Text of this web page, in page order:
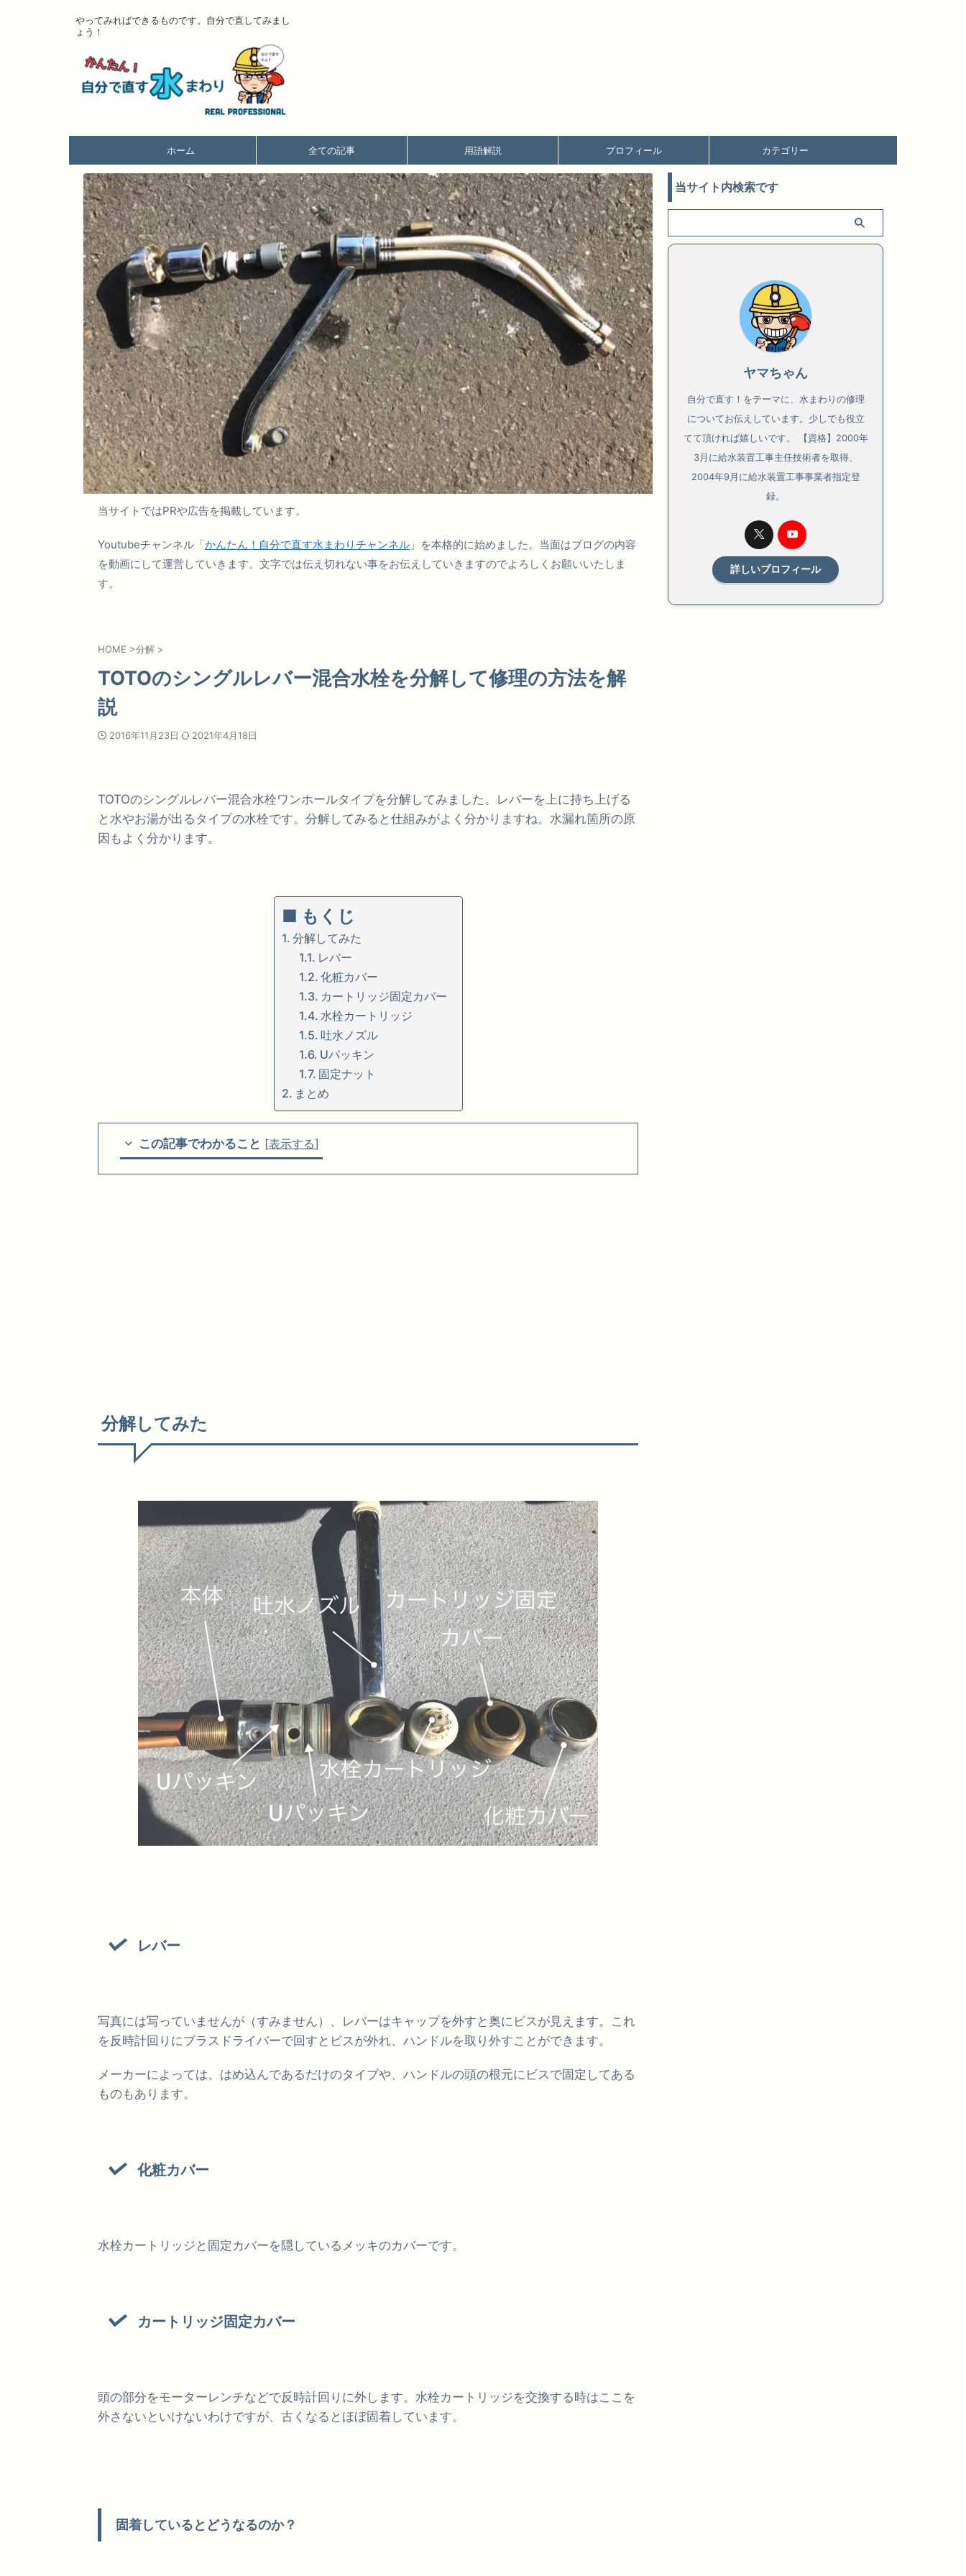
やってみればできるものです。自分で直してみまし
ょう！
ホーム 全ての記事 用語解説 プロフィール カテゴリー
当サイトではPRや広告を掲載しています。
Youtubeチャンネル「かんたん！自分で直す水まわりチャンネル 」を本格的に始めました。当面はブログの内容
を動画にして運営していきます。文字では伝え切れない事をお伝えしていきますのでよろしくお願いいたしま
す。
HOME >分解 >
TOTOのシングルレバー混合水栓を分解して修理の方法を解
説
2016年11月23日 2021年4月18日
TOTOのシングルレバー混合水栓ワンホールタイプを分解してみました。レバーを上に持ち上げる
と水やお湯が出るタイプの水栓です。分解してみると仕組みがよく分かりますね。水漏れ箇所の原
因もよく分かります。
■ もくじ
分解してみた
レバー
化粧カバー
カートリッジ固定カバー
水栓カートリッジ
吐水ノズル
Uパッキン
固定ナット
まとめ
この記事でわかること [表示する]
分解してみた
レバー
写真には写っていませんが（すみません）、レバーはキャップを外すと奥にビスが見えます。これ
を反時計回りにプラスドライバーで回すとビスが外れ、ハンドルを取り外すことができます。
メーカーによっては、はめ込んであるだけのタイプや、ハンドルの頭の根元にビスで固定してある
ものもあります。
化粧カバー
水栓カートリッジと固定カバーを隠しているメッキのカバーです。
カートリッジ固定カバー
頭の部分をモーターレンチなどで反時計回りに外します。水栓カートリッジを交換する時はここを
外さないといけないわけですが、古くなるとほぼ固着しています。
固着しているとどうなるのか？
当サイト内検索です
ヤマちゃん
自分で直す！をテーマに、水まわりの修理
についてお伝えしています。少しでも役立
てて頂ければ嬉しいです。 【資格】2000年
3月に給水装置工事主任技術者を取得、
2004年9月に給水装置工事事業者指定登
録。
詳しいプロフィール